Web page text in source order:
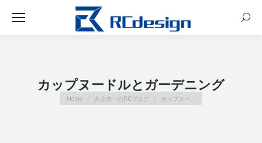
カップヌードルとガーデニング
You are here:
Home 井上功一のRCブログ カップヌー…